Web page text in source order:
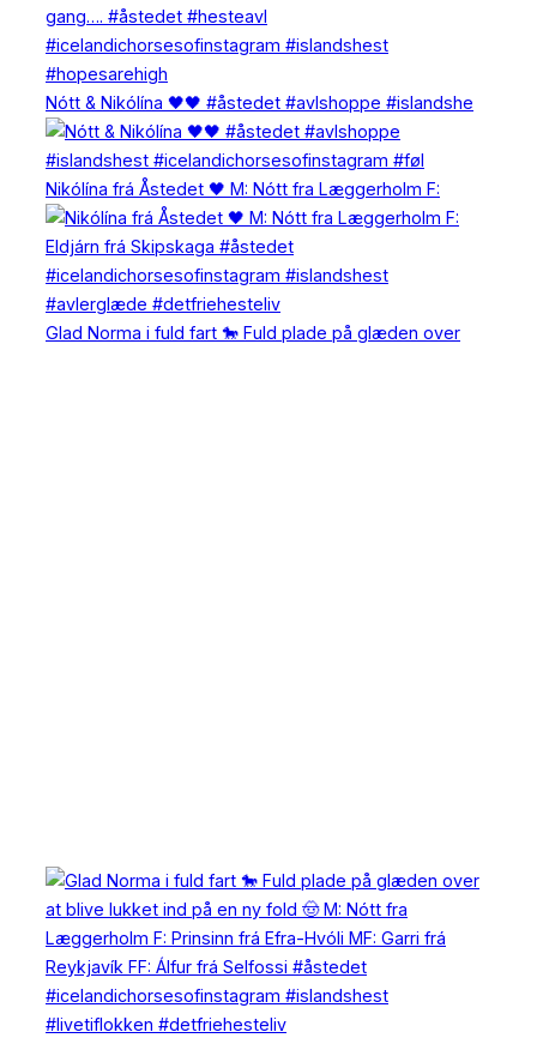
Nótt & Nikólína 🖤🖤 #åstedet #avlshoppe #islandshe
Nikólína frá Åstedet 🖤 M: Nótt fra Læggerholm F:
Glad Norma i fuld fart 🐎 Fuld plade på glæden over